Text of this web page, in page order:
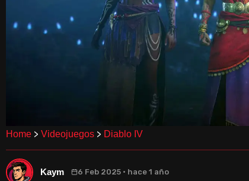
Home > Videojuegos > Diablo IV
Kaym 6 Feb 2025 · hace 1 año